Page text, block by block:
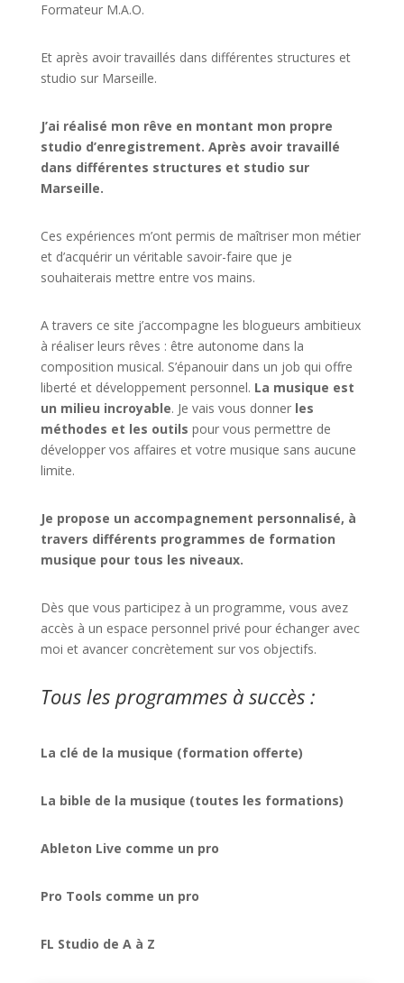
Formateur M.A.O.
Et après avoir travaillés dans différentes structures et
studio sur Marseille.
J’ai réalisé mon rêve en montant mon propre
studio d’enregistrement. Après avoir travaillé
dans différentes structures et studio sur
Marseille.
Ces expériences m’ont permis de maîtriser mon métier
et d’acquérir un véritable savoir-faire que je
souhaiterais mettre entre vos mains.
A travers ce site j’accompagne les blogueurs ambitieux
à réaliser leurs rêves : être autonome dans la
composition musical. S’épanouir dans un job qui offre
liberté et développement personnel. La musique est
un milieu incroyable. Je vais vous donner les
méthodes et les outils pour vous permettre de
développer vos affaires et votre musique sans aucune
limite.
Je propose un accompagnement personnalisé, à
travers différents programmes de formation
musique pour tous les niveaux.
Dès que vous participez à un programme, vous avez
accès à un espace personnel privé pour échanger avec
moi et avancer concrètement sur vos objectifs.
Tous les programmes à succès :
La clé de la musique (formation offerte)
La bible de la musique (toutes les formations)
Ableton Live comme un pro
Pro Tools comme un pro
FL Studio de A à Z